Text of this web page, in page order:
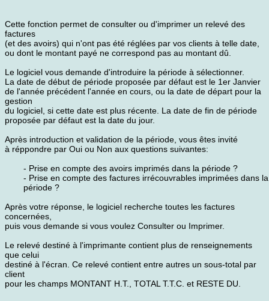
Cette fonction permet de consulter ou d'imprimer un relevé des
factures
(et des avoirs) qui n'ont pas été réglées par vos clients à telle date,
ou dont le montant payé ne correspond pas au montant dû.
Le logiciel vous demande d'introduire la période à sélectionner.
La date de début de période proposée par défaut est le 1er Janvier
de l'année précédent l'année en cours, ou la date de départ pour la
gestion
du logiciel, si cette date est plus récente. La date de fin de période
proposée par défaut est la date du jour.
Après introduction et validation de la période, vous êtes invité
à réppondre par Oui ou Non aux questions suivantes:
- Prise en compte des avoirs imprimés dans la période ?
- Prise en compte des factures irrécouvrables imprimées dans la
période ?
Après votre réponse, le logiciel recherche toutes les factures
concernées,
puis vous demande si vous voulez Consulter ou Imprimer.
Le relevé destiné à l'imprimante contient plus de renseignements
que celui
destiné à l'écran. Ce relevé contient entre autres un sous-total par
client
pour les champs MONTANT H.T., TOTAL T.T.C. et RESTE DU.